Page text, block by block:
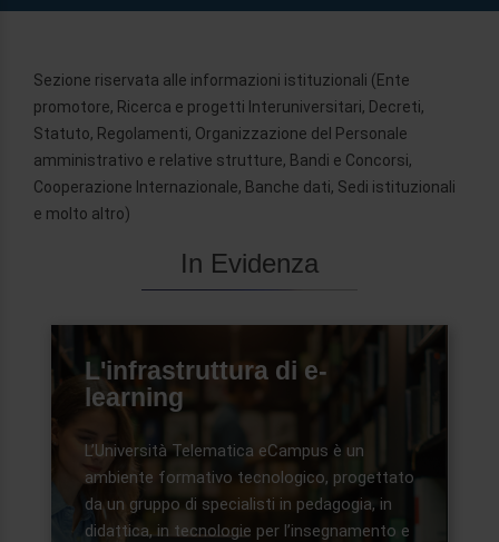
Sezione riservata alle informazioni istituzionali (Ente
promotore, Ricerca e progetti Interuniversitari, Decreti,
Statuto, Regolamenti, Organizzazione del Personale
amministrativo e relative strutture, Bandi e Concorsi,
Cooperazione Internazionale, Banche dati, Sedi istituzionali
e molto altro)
In Evidenza
L'infrastruttura di e-
learning
L’Università Telematica eCampus è un
ambiente formativo tecnologico, progettato
da un gruppo di specialisti in pedagogia, in
didattica, in tecnologie per l’insegnamento e